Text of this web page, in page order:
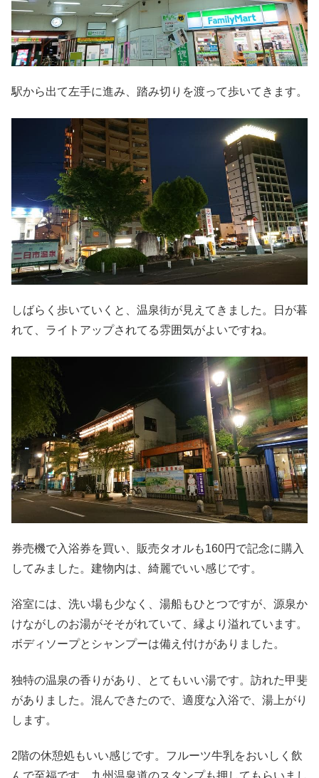
駅から出て左手に進み、踏み切りを渡って歩いてきます。
しばらく歩いていくと、温泉街が見えてきました。日が暮
れて、ライトアップされてる雰囲気がよいですね。
券売機で入浴券を買い、販売タオルも160円で記念に購入
してみました。建物内は、綺麗でいい感じです。
浴室には、洗い場も少なく、湯船もひとつですが、源泉か
けながしのお湯がそそがれていて、縁より溢れています。
ボディソープとシャンプーは備え付けがありました。
独特の温泉の香りがあり、とてもいい湯です。訪れた甲斐
がありました。混んできたので、適度な入浴で、湯上がり
します。
2階の休憩処もいい感じです。フルーツ牛乳をおいしく飲